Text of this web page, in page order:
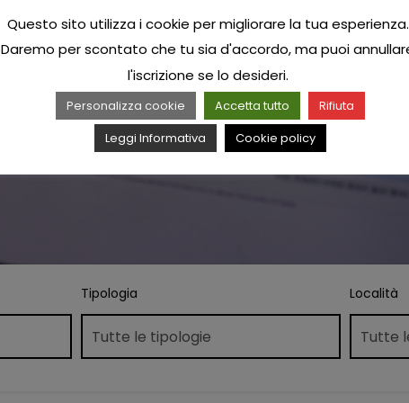
Tipologia Località
Questo sito utilizza i cookie per migliorare la tua esperienza.
Daremo per scontato che tu sia d'accordo, ma puoi
l'iscrizione se lo desideri.
Personalizza cookie Accetta tutto
Rifiuta
Leggi Informativa
Cookie policy